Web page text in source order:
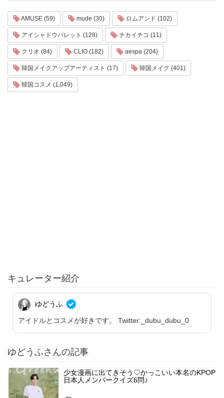
AMUSE (59) mude (30) ロムアンド (102)
アイシャドウパレット (128) チカイチコ (11)
クリオ (84) CLIO (182) aespa (204)
韓国メイクアップアーティスト (17) 韓国メイク (401)
韓国コスメ (1,049)
キュレーター紹介
ゆどうふ
アイドルとコスメが好きです。 Twitter:_dubu_dubu_0
ゆどうふさんの記事
少女漫画に出てきそう♡かっこいい本名のKPOP
日本人メンバークイズ6問♪